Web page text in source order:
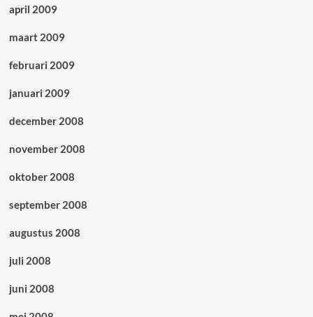
april 2009
maart 2009
februari 2009
januari 2009
december 2008
november 2008
oktober 2008
september 2008
augustus 2008
juli 2008
juni 2008